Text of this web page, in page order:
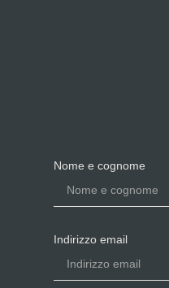
Nome e cognome
Indirizzo email